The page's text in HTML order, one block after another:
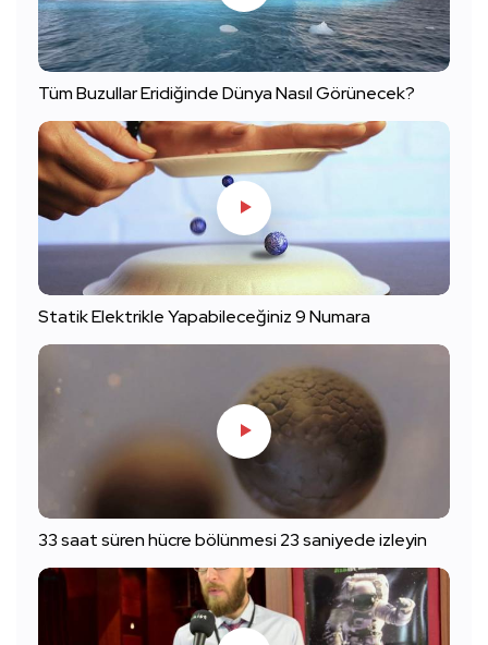
Tüm Buzullar Eridiğinde Dünya Nasıl Görünecek?
Statik Elektrikle Yapabileceğiniz 9 Numara
33 saat süren hücre bölünmesi 23 saniyede izleyin